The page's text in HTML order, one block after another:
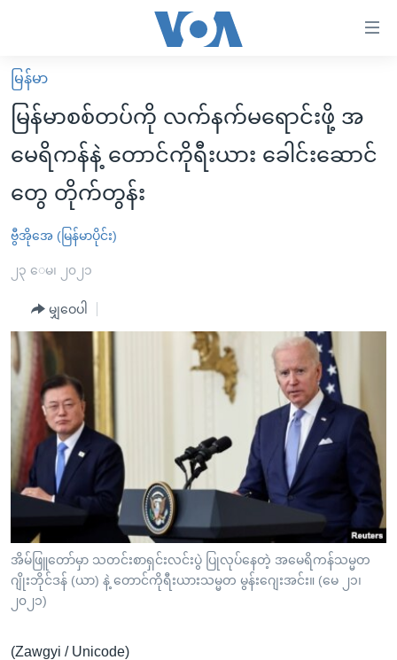
လွယ်ကူ
စေ
သည့်
များ
ပင်မ
သို့
ကျော်
ကြည့်
ပင်မ
ညွန်း
စာမျက်နှာ
သို့
ကျော်
ကြည့်
ရန်
ရှာဖွေ
ရန်
မူလစာမျက်နှာ
မြန်မာ
ကမ္ဘာ့သတင်းများ
နိုင်ငံတကာ
အစ္စရေး-ပါလက်စတိုင်း
ဗွီဒီယို
အင်္ဂလိပ်စာလေ့လာမယ်
အမေရိကန်သုံးအီဒီယံ
မကြေးမုံရဲ့ အင်္ဂလိပ်စာ
ရုပ်ရှင်ထဲက အင်္ဂလိပ်စာ
သုတပဒေသာ အင်္ဂလိပ်စာ
အပတ်စဉ်ကဏ္ဍများ
ရေဒီယို
တီဗွီ
ရေဒီယိုနှင့်ရုပ်သံ အချက်အလက်များ
ရေဒီယို/တီဗွီအစီအစဉ်
Learning English
ဗွီအိုအေ လူမှုကွန်ယက်များ
ဘာသာစကားများ
မြန်မာ
မြန်မာစစ်တပ်ကို လက်နက်မရောင်းဖို့ အ
မေရိကန်နဲ့ တောင်ကိုရီးယား ခေါင်းဆောင်
တွေ တိုက်တွန်း
ဗွီအိုအေ (မြန်မာပိုင်း)
၂၃ ေမ၊ ၂၀၂၁
မျှဝေပါ
အိမ်ဖြူတော်မှာ သတင်းစာရှင်းလင်းပွဲ ပြုလုပ်နေတဲ့ အမေရိကန်သမ္မတ
ဂျိုးဘိုင်ဒန် (ယာ) နဲ့ တောင်ကိုရီးယားသမ္မတ မွန်းဂျေးအင်း။ (မေ ၂၁၊
၂၀၂၁)
(Zawgyi / Unicode)